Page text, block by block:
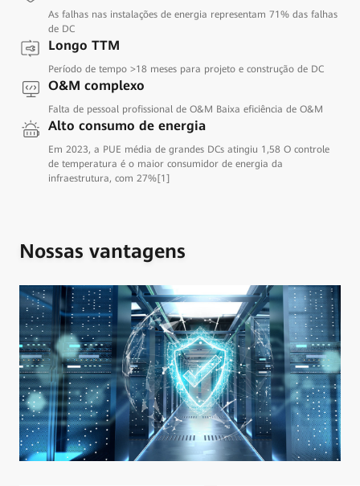
As falhas nas instalações de energia representam 71% das falhas
de DC
Longo TTM
Período de tempo >18 meses para projeto e construção de DC
O&M complexo
Falta de pessoal profissional de O&M Baixa eficiência de O&M
Alto consumo de energia
Em 2023, a PUE média de grandes DCs atingiu 1,58 O controle
de temperatura é o maior consumidor de energia da
infraestrutura, com 27%[1]
Nossas vantagens